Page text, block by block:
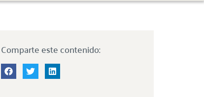
Comparte este contenido: